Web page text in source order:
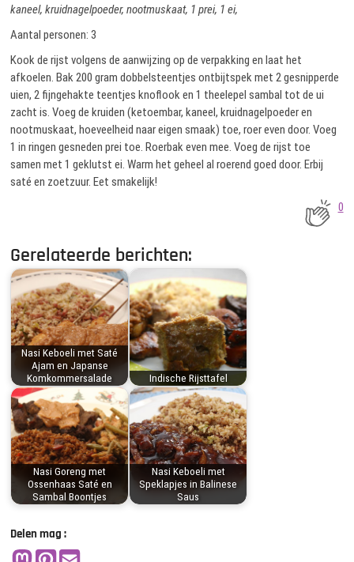
kaneel, kruidnagelpoeder, nootmuskaat, 1 prei, 1 ei,
Aantal personen: 3
Kook de rijst volgens de aanwijzing op de verpakking en laat het
afkoelen. Bak 200 gram dobbelsteentjes ontbijtspek met 2 gesnipperde
uien, 2 fijngehakte teentjes knoflook en 1 theelepel sambal tot de ui
zacht is. Voeg de kruiden (ketoembar, kaneel, kruidnagelpoeder en
nootmuskaat, hoeveelheid naar eigen smaak) toe, roer even door. Voeg
1 in ringen gesneden prei toe. Roerbak even mee. Voeg de rijst toe
samen met 1 geklutst ei. Warm het geheel al roerend goed door. Erbij
saté en zoetzuur. Eet smakelijk!
0
Gerelateerde berichten:
Nasi Keboeli met Saté
Ajam en Japanse
Komkommersalade
Indische Rijsttafel
Nasi Goreng met
Ossenhaas Saté en
Sambal Boontjes
Nasi Keboeli met
Speklapjes in Balinese
Saus
Delen mag :